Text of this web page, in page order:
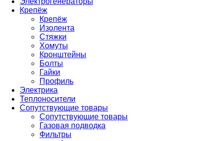
Крепёж
Крепёж
Изолента
Стяжки
Хомуты
Кронштейны
Болты
Гайки
Профиль
Электрика
Теплоносители
Сопутствующие товары
Сопутствующие товары
Газовая подводка
Фильтры